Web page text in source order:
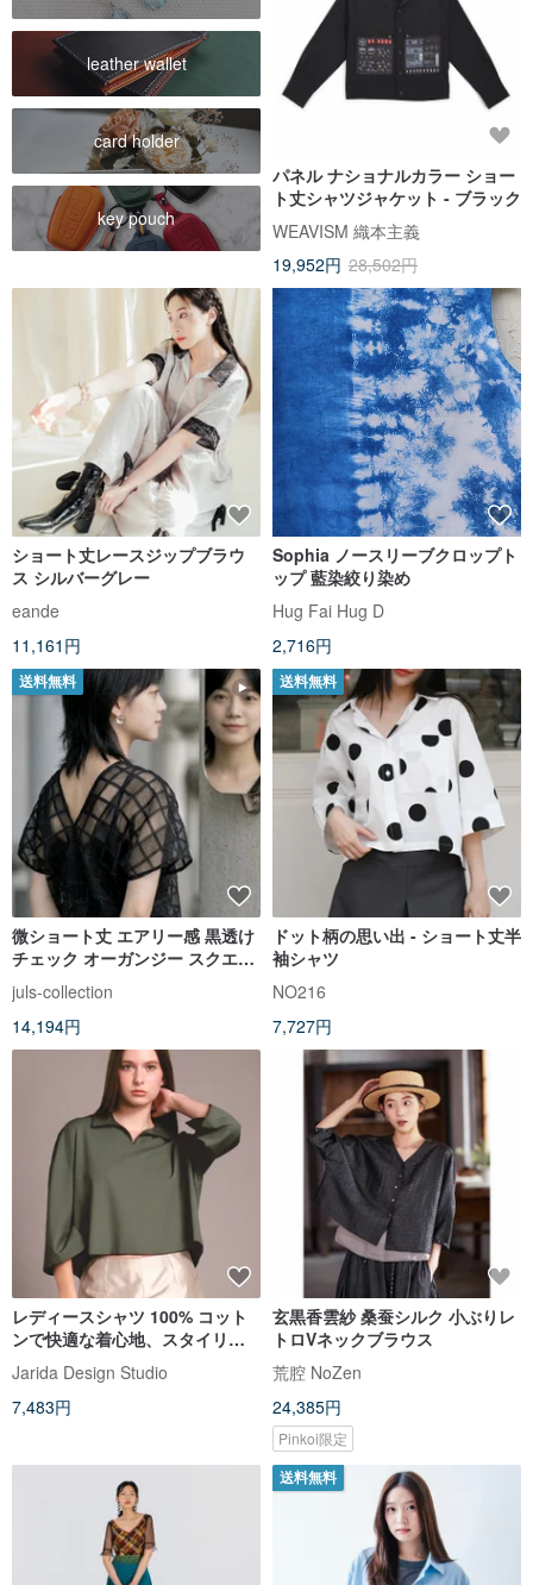
leather wallet
card holder
key pouch
パネル ナショナルカラー ショー
ト丈シャツジャケット - ブラック
WEAVISM 織本主義
19,952円 28,502円
ショート丈レースジップブラウ
ス シルバーグレー
eande
11,161円
Sophia ノースリーブクロップト
ップ 藍染絞り染め
Hug Fai Hug D
2,716円
送料無料
微ショート丈 エアリー感 黒透け
チェック オーガンジー スクエア
トップス
juls-collection
14,194円
送料無料
ドット柄の思い出 - ショート丈半
袖シャツ
NO216
7,727円
レディースシャツ 100% コット
ンで快適な着心地、スタイリッ
シュなデザイン。オフィスにも
カジュアルにも、簡単にスタイ
リングできます。
Jarida Design Studio
7,483円
玄黒香雲紗 桑蚕シルク 小ぶりレ
トロVネックブラウス
荒腔 NoZen
24,385円
Pinkoi限定
送料無料